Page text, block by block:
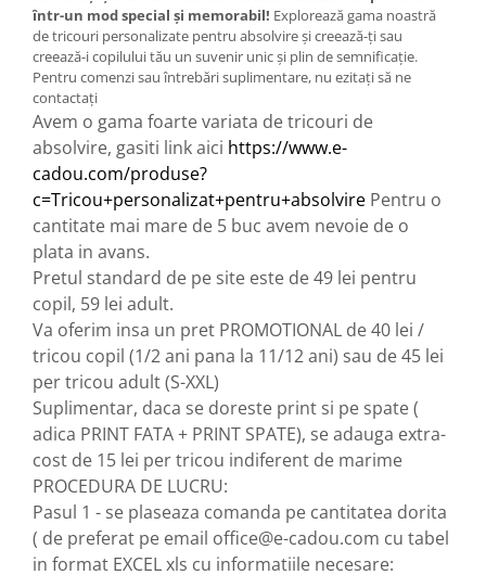
într-un mod special și memorabil! Explorează gama noastră
de tricouri personalizate pentru absolvire și creează-ți sau
creează-i copilului tău un suvenir unic și plin de semnificație.
Pentru comenzi sau întrebări suplimentare, nu ezitați să ne
contactați
Avem o gama foarte variata de tricouri de
absolvire, gasiti link aici https://www.e-
cadou.com/produse?
c=Tricou+personalizat+pentru+absolvire Pentru o
cantitate mai mare de 5 buc avem nevoie de o
plata in avans.
Pretul standard de pe site este de 49 lei pentru
copil, 59 lei adult.
Va oferim insa un pret PROMOTIONAL de 40 lei /
tricou copil (1/2 ani pana la 11/12 ani) sau de 45 lei
per tricou adult (S-XXL)
Suplimentar, daca se doreste print si pe spate (
adica PRINT FATA + PRINT SPATE), se adauga extra-
cost de 15 lei per tricou indiferent de marime
PROCEDURA DE LUCRU:
Pasul 1 - se plaseaza comanda pe cantitatea dorita
( de preferat pe email office@e-cadou.com cu tabel
in format EXCEL xls cu informatiile necesare: